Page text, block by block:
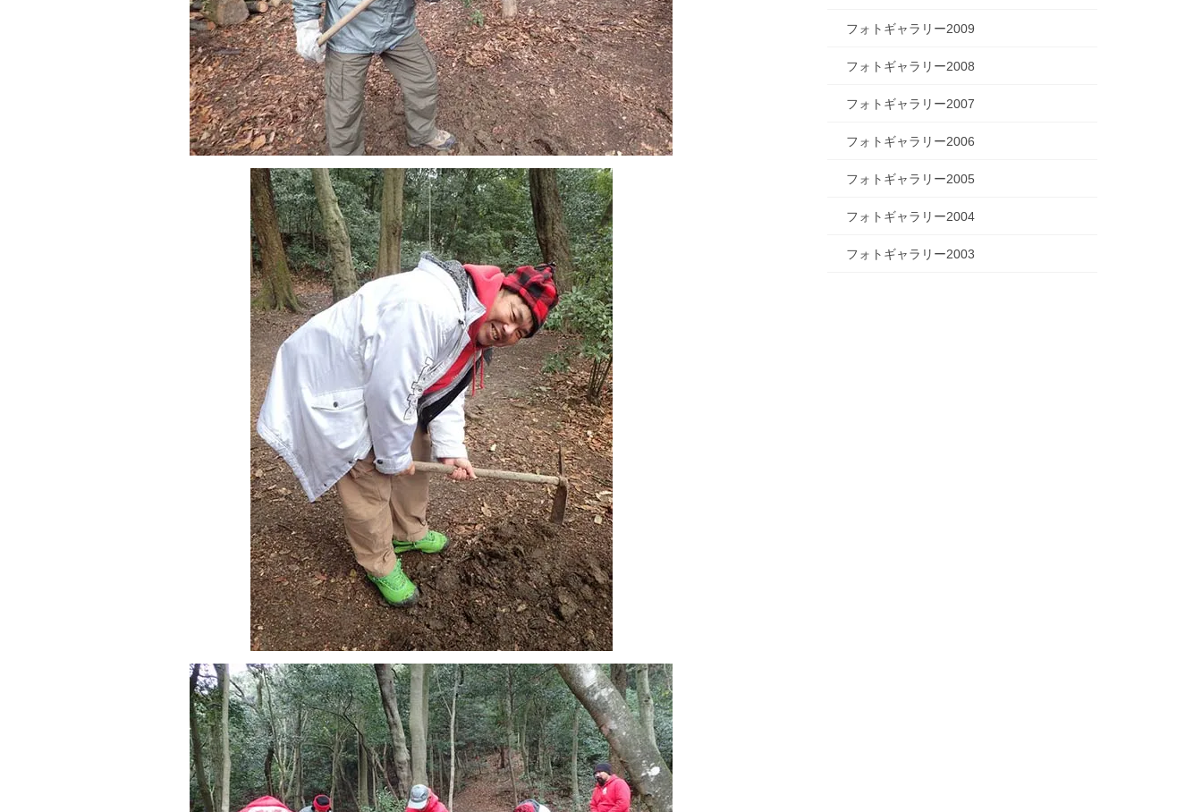
フォトギャラリー2009
フォトギャラリー2008
フォトギャラリー2007
フォトギャラリー2006
フォトギャラリー2005
フォトギャラリー2004
フォトギャラリー2003